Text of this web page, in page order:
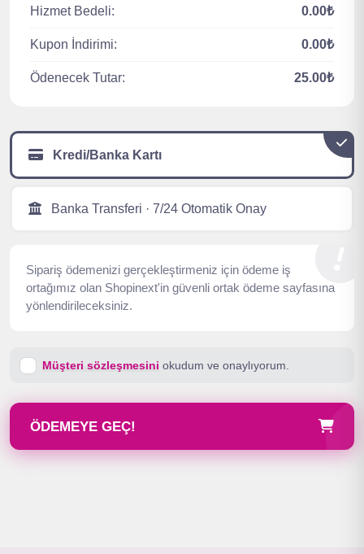
Hizmet Bedeli: 0.00₺
Kupon İndirimi: 0.00₺
Ödenecek Tutar: 25.00₺
Kredi/Banka Kartı
Banka Transferi · 7/24 Otomatik Onay
Sipariş ödemenizi gerçekleştirmeniz için ödeme iş
ortağımız olan Shopinext'in güvenli ortak ödeme sayfasına
yönlendirileceksiniz.
Müşteri sözleşmesini okudum ve onaylıyorum.
ÖDEMEYE GEÇ!